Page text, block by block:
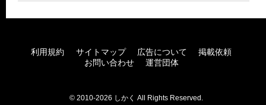
利用規約 サイトマップ 広告について
掲載依頼
お問い合わせ
運営団体
© 2010-2026 しかく All Rights Reserved.